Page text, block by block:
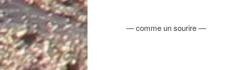
— comme un sourire —